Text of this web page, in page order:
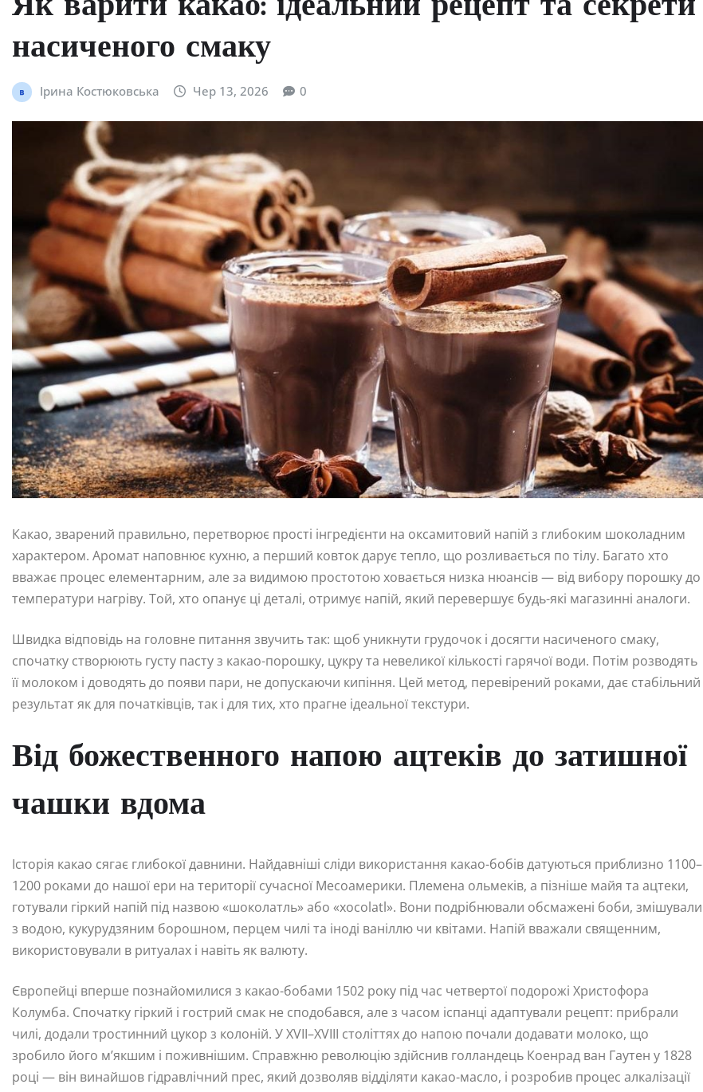
Як варити какао: ідеальний рецепт та секрети
насиченого смаку
Ірина Костюковська Чер 13, 2026 0
Какао, зварений правильно, перетворює прості інгредієнти на оксамитовий напій з глибоким шоколадним
характером. Аромат наповнює кухню, а перший ковток дарує тепло, що розливається по тілу. Багато хто
вважає процес елементарним, але за видимою простотою ховається низка нюансів — від вибору порошку до
температури нагріву. Той, хто опанує ці деталі, отримує напій, який перевершує будь-які магазинні аналоги.
Швидка відповідь на головне питання звучить так: щоб уникнути грудочок і досягти насиченого смаку,
спочатку створюють густу пасту з какао-порошку, цукру та невеликої кількості гарячої води. Потім розводять
її молоком і доводять до появи пари, не допускаючи кипіння. Цей метод, перевірений роками, дає стабільний
результат як для початківців, так і для тих, хто прагне ідеальної текстури.
Від божественного напою ацтеків до затишної
чашки вдома
Історія какао сягає глибокої давнини. Найдавніші сліди використання какао-бобів датуються приблизно 1100–
1200 роками до нашої ери на території сучасної Месоамерики. Племена ольмеків, а пізніше майя та ацтеки,
готували гіркий напій під назвою «шоколатль» або «xocolatl». Вони подрібнювали обсмажені боби, змішували
з водою, кукурудзяним борошном, перцем чилі та іноді ваніллю чи квітами. Напій вважали священним,
використовували в ритуалах і навіть як валюту.
Європейці вперше познайомилися з какао-бобами 1502 року під час четвертої подорожі Христофора
Колумба. Спочатку гіркий і гострий смак не сподобався, але з часом іспанці адаптували рецепт: прибрали
чилі, додали тростинний цукор з колоній. У XVII–XVIII століттях до напою почали додавати молоко, що
зробило його м’якшим і поживнішим. Справжню революцію здійснив голландець Коенрад ван Гаутен у 1828
році — він винайшов гідравлічний прес, який дозволяв відділяти какао-масло, і розробив процес алкалізації